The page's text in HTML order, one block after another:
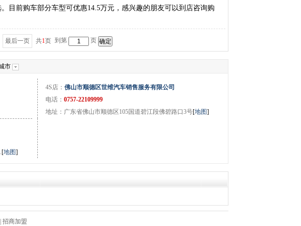
目前购车部分车型可优惠14.5万元，感兴趣的朋友可以到店咨询购
最后一页 共1页 到第 页
市
4S店： 佛山市顺德区世维汽车销售服务有限公司
电话： 0757-22109999
地址：广东省佛山市顺德区105国道碧江段佛碧路口3号[地图]
[地图]
招商加盟